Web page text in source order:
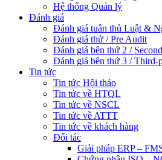
Hệ thống Quản lý
Đánh giá
Đánh giá tuân thủ Luật &
Đánh giá thử / Pre Audit
Đánh giá bên thứ 2 /
Đánh giá bên thứ 3 / Third-
Tin tức
Tin tức Hội thảo
Tin tức về HTQL
Tin tức về NSCL
Tin tức về ATTT
Tin tức về khách hàng
Đối tác
Giải pháp ERP –